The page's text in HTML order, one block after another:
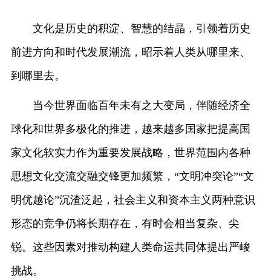
文化是历史的积淀、智慧的结晶，引领着历史
前进方向和时代发展潮流，昭示着人类从哪里来、
到哪里去。
当今世界面临百年未有之大变局，伴随经济全
球化和世界多极化的推进，越来越多国家把提高国
家文化软实力作为重要发展战略，世界范围内各种
思想文化交流交融交锋更加频繁，“文明冲突论”“文
明优越论”沉渣泛起，社会主义和资本主义两种意识
形态的竞争仍将长期存在，有时会相当复杂、尖
锐。这些因素对推动构建人类命运共同体提出严峻
挑战。